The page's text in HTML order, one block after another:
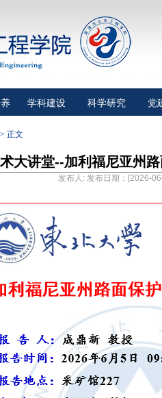
学科建设 科学研究 党
> 正文
大讲堂--加利福尼亚州
发布人: 发布日期：[2026-